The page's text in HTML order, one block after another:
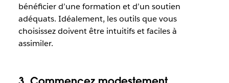
bénéficier d’une formation et d’un soutien
adéquats. Idéalement, les outils que vous
choisissez doivent être intuitifs et faciles à
assimiler.